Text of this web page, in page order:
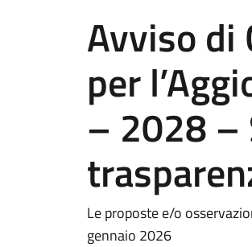
Avviso di
per
– 2028 –
Le proposte e/o
gennaio 2026